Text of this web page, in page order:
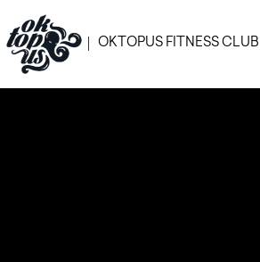
OKTOPUS FITNESS CLUB